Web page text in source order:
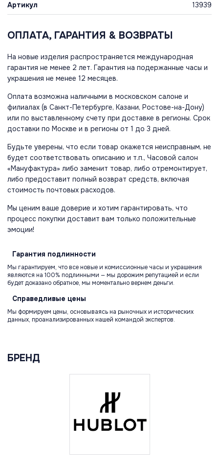
Артикул 13939
ОПЛАТА, ГАРАНТИЯ & ВОЗВРАТЫ
На новые изделия распространяется международная
гарантия не менее 2 лет. Гарантия на подержанные часы и
украшения не менее 12 месяцев.
Оплата возможна наличными в московском салоне и
филиалах (в Санкт-Петербурге, Казани, Ростове-на-Дону)
или по выставленному счету при доставке в регионы. Срок
доставки по Москве и в регионы от 1 до 3 дней.
Будьте уверены, что если товар окажется неисправным, не
будет соответствовать описанию и т.п., Часовой салон
«Мануфактура» либо заменит товар, либо отремонтирует,
либо предоставит полный возврат средств, включая
стоимость почтовых расходов.
Мы ценим ваше доверие и хотим гарантировать, что
процесс покупки доставит вам только положительные
эмоции!
Гарантия подлинности
Мы гарантируем, что все новые и комиссионные часы и украшения
являются на 100% подлинными — мы дорожим репутацией и если
будет доказано обратное, мы моментально вернем деньги.
Справедливые цены
Мы формируем цены, основываясь на рыночных и исторических
данных, проанализированных нашей командой экспертов.
БРЕНД